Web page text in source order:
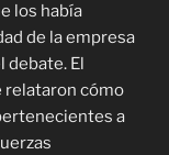
los había
de la empresa
El
relataron cómo
a